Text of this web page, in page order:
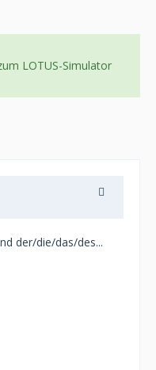
LOTUS-Simulator
der/die/das/des...